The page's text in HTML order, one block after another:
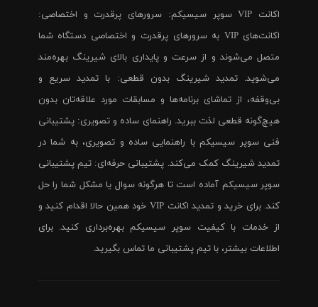
اکانت VIP سوپر سیسیکم: سرورهای پرقدرت و اختصاصی:
اکانت‌های VIP به سرورهای پرقدرت و اختصاصی دستگاه شما
متصل می‌شوند و از سرعت و پایداری بالای شیرینگ بهره‌مند
می‌شوید. تمدید شیرینگ بدون قطعی: با تمدید سریع و
بی‌وقفه، از تماشای برنامه‌ها و مسابقات مورد علاقه‌تان بدون
هیچ‌گونه قطعی لذت ببرید. راهنمای ساده و تصویری: پشتیبانی
فنی سوپر سیسیکم با راهنمایی ساده و تصویری، به شما در
تمدید شیرینگ کمک می‌کند. پشتیبانی حرفه‌ای: تیم پشتیبانی
سوپر سیسیکم آماده است تا هرگونه سوال یا مشکل شما را حل
کند. برای خرید و تمدید اکانت VIP خود همین حالا اقدام کنید و
از خدمات با کیفیت سوپر سیسیکم بهره‌برداری کنید. برای
اطلاعات بیشتر، با تیم پشتیبانی ما تماس بگیرید.